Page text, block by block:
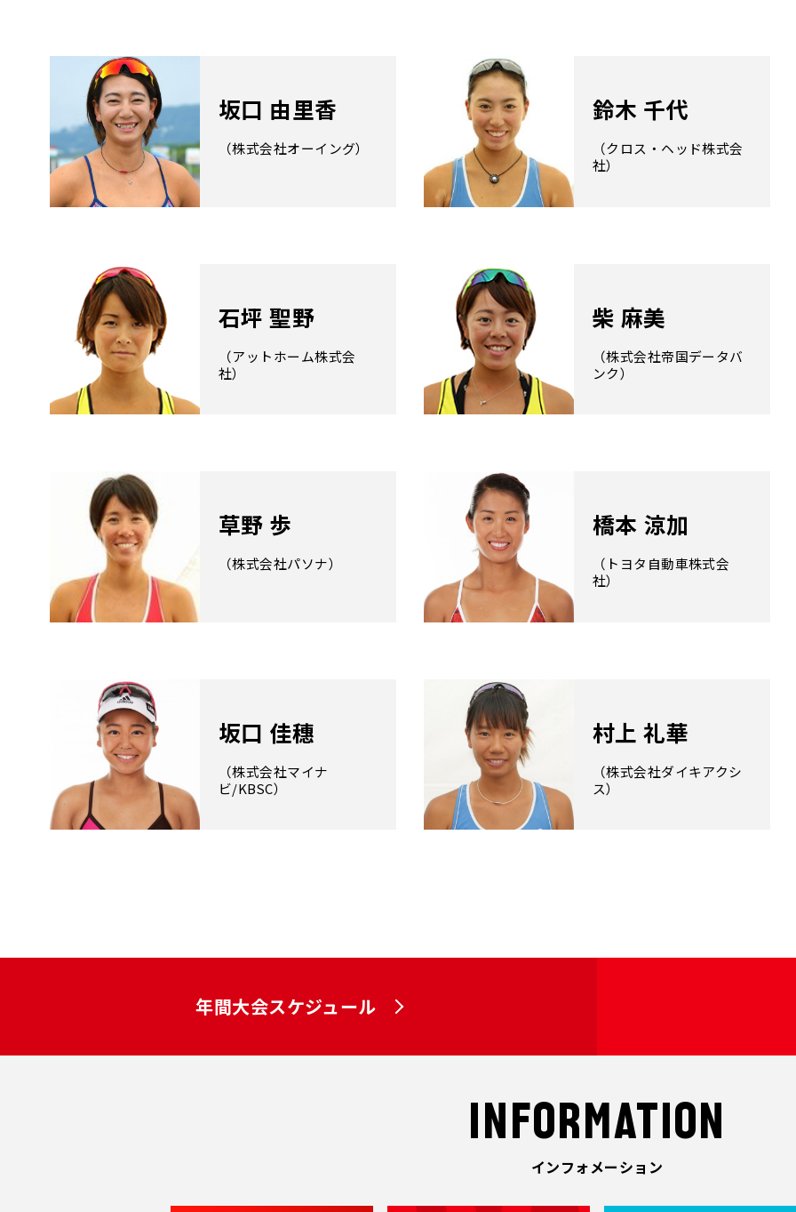
坂口 由里香
（株式会社オーイング）
鈴木 千代
（クロス・ヘッド株式会
社）
石坪 聖野
（アットホーム株式会
社）
柴 麻美
（株式会社帝国データバ
ンク）
草野 歩
（株式会社パソナ）
橋本 涼加
（トヨタ自動車株式会
社）
坂口 佳穗
（株式会社マイナ
ビ/KBSC）
村上 礼華
（株式会社ダイキアクシ
ス）
年間大会スケジュール
INFORMATION
インフォメーション